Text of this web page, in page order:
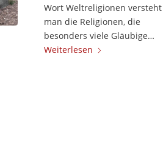
Wort Weltreligionen versteht
man die Religionen, die
besonders viele Gläubige…
Weiterlesen